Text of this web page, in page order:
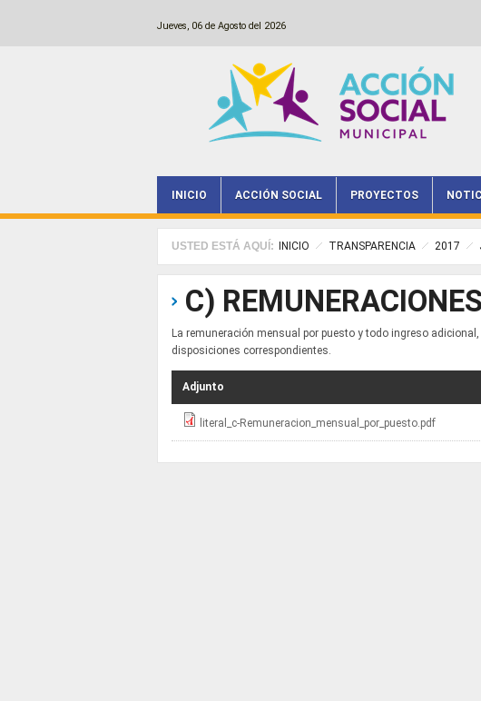
Jueves, 06 de Agosto del 2026
Main menu
INICIO ACCIÓN SOCIAL PROYECTOS
USTED ESTÁ AQUÍ: INICIO TRANSPARENCIA 2017
C) REMUNERACIONES
La remuneración mensual por puesto y todo ingreso
disposiciones correspondientes.
Adjunto
literal_c-Remuneracion_mensual_por_puesto.pdf